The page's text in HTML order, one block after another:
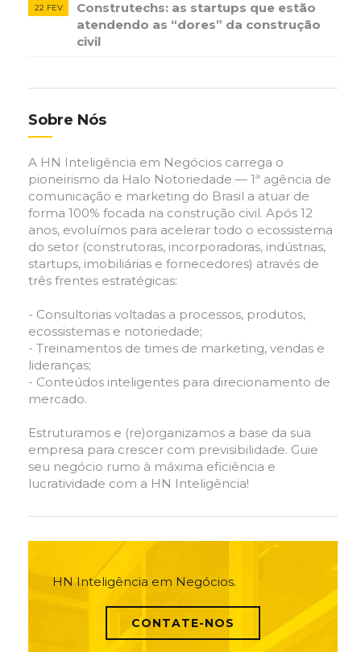
22 FEV
Construtechs: as startups que estão
atendendo as “dores” da construção
civil
Sobre Nós
A HN Inteligência em Negócios carrega o
pioneirismo da Halo Notoriedade — 1ª agência de
comunicação e marketing do Brasil a atuar de
forma 100% focada na construção civil. Após 12
anos, evoluímos para acelerar todo o ecossistema
do setor (construtoras, incorporadoras, indústrias,
startups, imobiliárias e fornecedores) através de
três frentes estratégicas:
- Consultorias voltadas a processos, produtos,
ecossistemas e notoriedade;
- Treinamentos de times de marketing, vendas e
lideranças;
- Conteúdos inteligentes para direcionamento de
mercado.
Estruturamos e (re)organizamos a base da sua
empresa para crescer com previsibilidade. Guie
seu negócio rumo à máxima eficiência e
lucratividade com a HN Inteligência!
HN Inteligência em Negócios.
CONTATE-NOS